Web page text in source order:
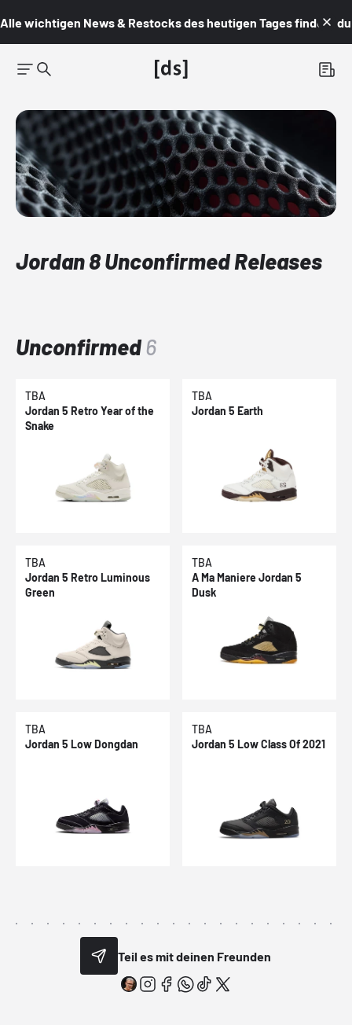
Alle wichtigen News & Restocks des heutigen Tages findest du
Jordan 8 Unconfirmed Releases
Unconfirmed6
TBA
Jordan 5 Retro Year of the
Snake
TBA
Jordan 5 Earth
TBA
Jordan 5 Retro Luminous
Green
TBA
A Ma Maniere Jordan 5
Dusk
TBA
Jordan 5 Low Dongdan
TBA
Jordan 5 Low Class Of 2021
Teil es mit deinen Freunden